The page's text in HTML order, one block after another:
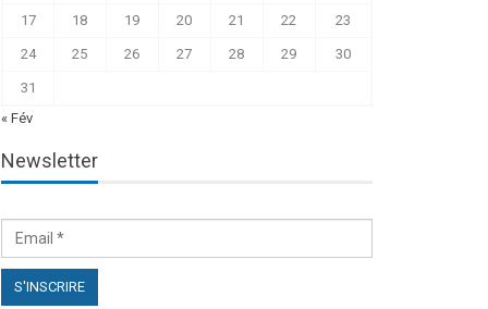
17 18 19 20 21 22 23
24 25 26 27 28 29 30
31
« Fév
Newsletter